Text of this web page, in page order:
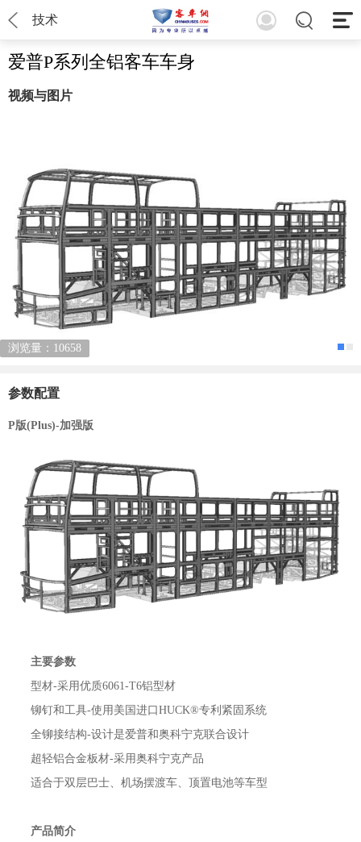
技术
爱普P系列全铝客车车身
视频与图片
浏览量：10658
参数配置
P版(Plus)-加强版
主要参数
型材-采用优质6061-T6铝型材
铆钉和工具-使用美国进口HUCK®专利紧固系统
全铆接结构-设计是爱普和奥科宁克联合设计
超轻铝合金板材-采用奥科宁克产品
适合于双层巴士、机场摆渡车、顶置电池等车型
产品简介